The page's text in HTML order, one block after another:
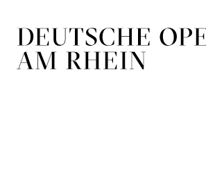
28
Feb